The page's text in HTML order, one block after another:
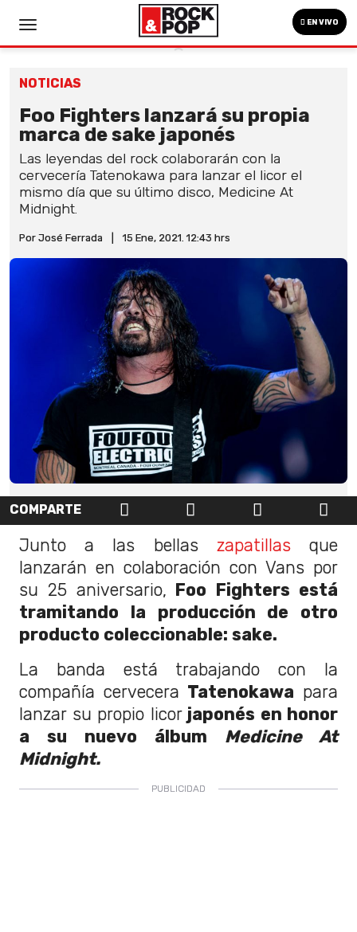
EN VIVO
NOTICIAS
Foo Fighters lanzará su propia
marca de sake japonés
Las leyendas del rock colaborarán con la
cervecería Tatenokawa para lanzar el licor el
mismo día que su último disco, Medicine At
Midnight.
Por José Ferrada 15 Ene, 2021. 12:43 hrs
COMPARTE
Junto a las bellas zapatillasque
lanzarán en colaboración con Vans por
su 25 aniversario, Foo Fighters está
tramitando la producción de otro
producto coleccionable: sake.
La banda está trabajando con la
compañía cervecera Tatenokawa para
lanzar su propio licor japonés en honor
a su nuevo álbum Medicine At
Midnight.